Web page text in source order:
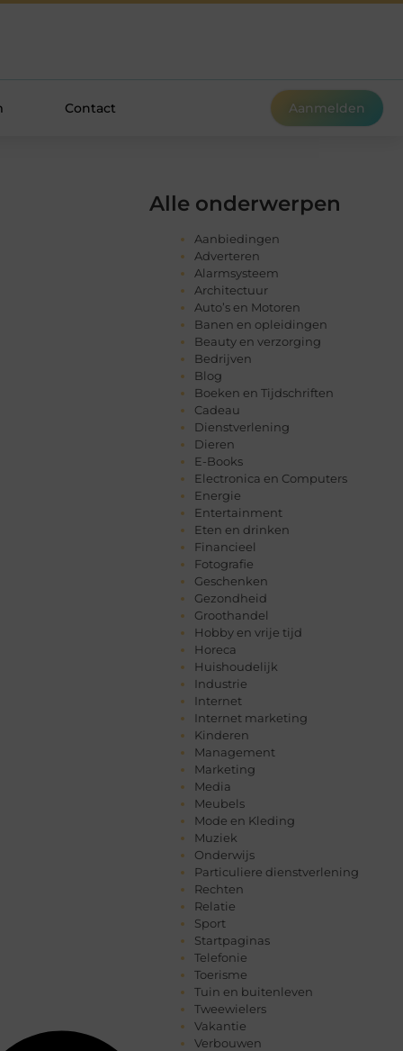
Contact Aanmelden
Alle onderwerpen
Aanbiedingen
Adverteren
Alarmsysteem
Architectuur
Auto’s en Motoren
Banen en opleidingen
Beauty en verzorging
Bedrijven
Blog
Boeken en Tijdschriften
Cadeau
Dienstverlening
Dieren
E-Books
Electronica en Computers
Energie
Entertainment
Eten en drinken
Financieel
Fotografie
Geschenken
Gezondheid
Groothandel
Hobby en vrije tijd
Horeca
Huishoudelijk
Industrie
Internet
Internet marketing
Kinderen
Management
Marketing
Media
Meubels
Mode en Kleding
Muziek
Onderwijs
Particuliere dienstverlening
Rechten
Relatie
Sport
Startpaginas
Telefonie
Toerisme
Tuin en buitenleven
Tweewielers
Vakantie
Verbouwen